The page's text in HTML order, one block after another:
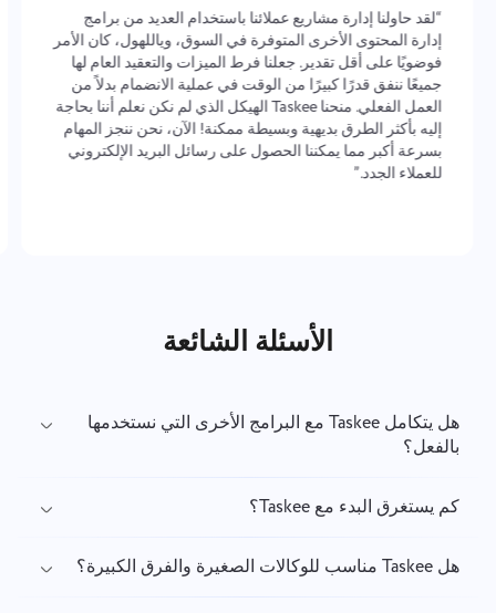
“لقد حاولنا إدارة مشاريع عملائنا باستخدام العديد من برامج
إدارة المحتوى الأخرى المتوفرة في السوق، وياللهول، كان الأمر
فوضويًا على أقل تقدير. جعلنا فرط الميزات والتعقيد العام لها
جميعًا ننفق قدرًا كبيرًا من الوقت في عملية الانضمام بدلاً من
العمل الفعلي. منحنا Taskee الهيكل الذي لم نكن نعلم أننا بحاجة
إليه بأكثر الطرق بديهية وبسيطة ممكنة! الآن، نحن ننجز المهام
بسرعة أكبر مما يمكننا الحصول على رسائل البريد الإلكتروني
للعملاء الجدد.”
الأسئلة الشائعة
هل يتكامل Taskee مع البرامج الأخرى التي نستخدمها
بالفعل؟
كم يستغرق البدء مع Taskee؟
هل Taskee مناسب للوكالات الصغيرة والفرق الكبيرة؟